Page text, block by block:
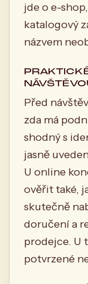
jde o e-
katalogový
názvem
Před
zda má
shodný s
jasně
U online
ověřit také,
skutečně
doručení a
prodejce. U
potvrzené